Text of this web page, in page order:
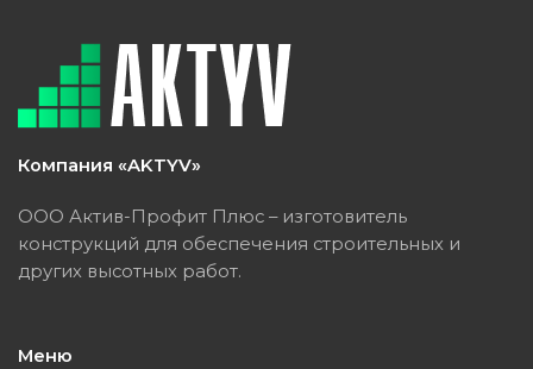
Компания «AKTYV»
ООО Актив-Профит Плюс – изготовитель
конструкций для обеспечения строительных и
других высотных работ.
Меню